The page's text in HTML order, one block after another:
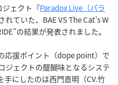
ジェクト『Paradox Live（パラ
れていた、BAE VS The Cat’s W
の結果が発表されました。
応援ポイント（dope point）で
ジェクトの醍醐味となるシステ
手にしたのは西門直明（CV.竹